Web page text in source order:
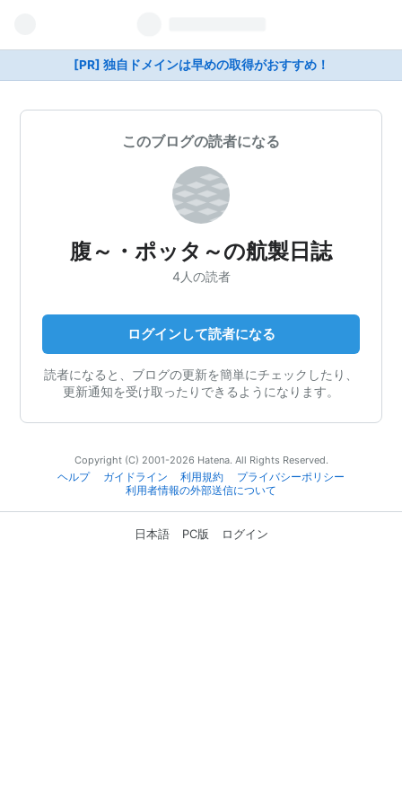
[PR] 独自ドメインは早めの取得がおすすめ！
このブログの読者になる
腹～・ポッタ～の航製日誌
4人の読者
ログインして読者になる
読者になると、ブログの更新を簡単にチェックしたり、
更新通知を受け取ったりできるようになります。
Copyright (C) 2001-2026 Hatena. All Rights Reserved.
ヘルプ
ガイドライン 利用規約
プライバシーポリシー
利用者情報の外部送信について
日本語 PC版 ログイン